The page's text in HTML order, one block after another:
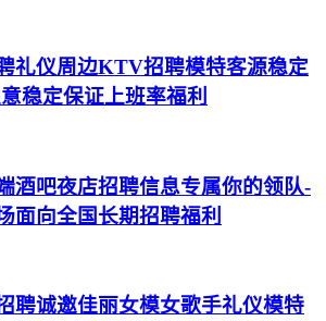
礼仪周边KTV招聘模特客源稳定
稳定保证上班率福利
酒吧夜店招聘信息专属你的领队-
面向全国长期招聘福利
聘诚邀佳丽女模女歌手礼仪模特